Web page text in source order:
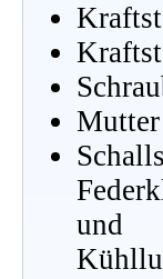
Mutter
und